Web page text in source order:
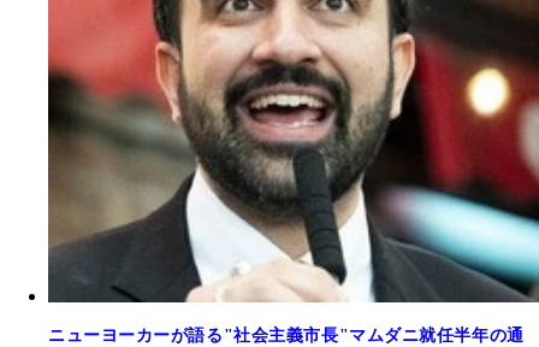
ニューヨーカーが語る"社会主義市長"マムダニ就任半年の通